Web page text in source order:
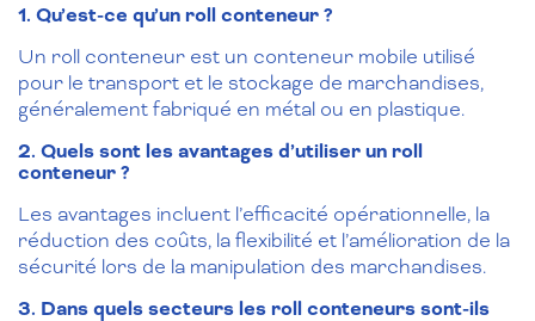
1. Qu’est-ce qu’un roll conteneur ?
Un roll conteneur est un conteneur mobile utilisé
pour le transport et le stockage de marchandises,
généralement fabriqué en métal ou en plastique.
2. Quels sont les avantages d’utiliser un roll
conteneur ?
Les avantages incluent l’efficacité opérationnelle, la
réduction des coûts, la flexibilité et l’amélioration de la
sécurité lors de la manipulation des marchandises.
3. Dans quels secteurs les roll conteneurs sont-ils